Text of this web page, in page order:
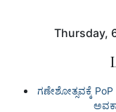
Thursday,
ಗಣೇಶೋತ್ಸವಕ್ಕೆ